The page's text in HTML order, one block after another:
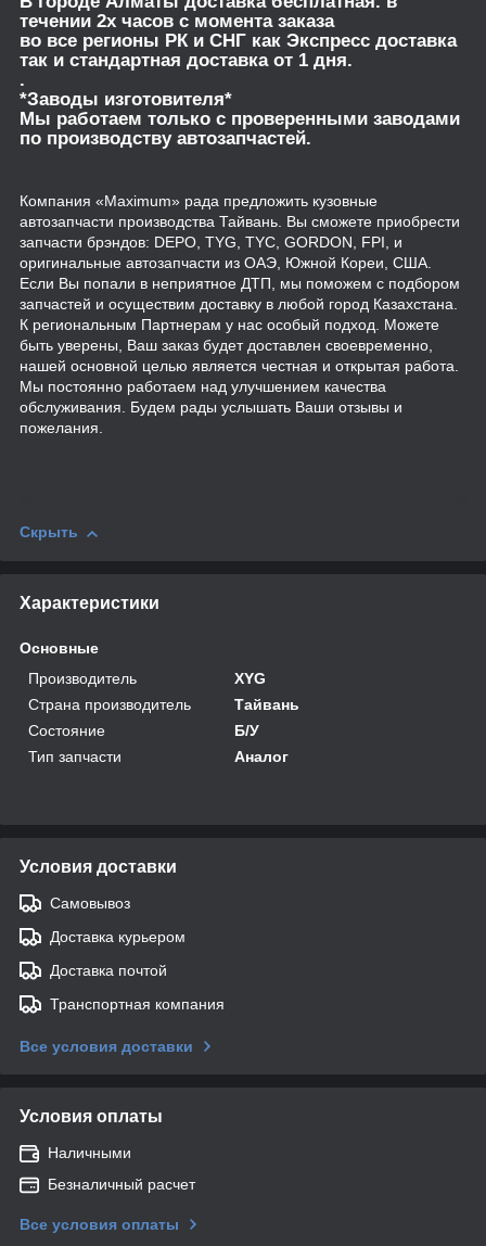
течении 2х часов с момента заказа
во все регионы РК и СНГ как Экспресс доставка
так и стандартная доставка от 1 дня.
.
*Заводы изготовителя*
Мы работаем только с проверенными заводами
по производству автозапчастей.
Компания «Maximum» рада предложить кузовные
автозапчасти производства Тайвань. Вы сможете приобрести
запчасти брэндов: DEPO, TYG, TYC, GORDON, FPI, и
оригинальные автозапчасти из ОАЭ, Южной Кореи, США.
Если Вы попали в неприятное ДТП, мы поможем с подбором
запчастей и осуществим доставку в любой город Казахстана.
К региональным Партнерам у нас особый подход. Можете
быть уверены, Ваш заказ будет доставлен своевременно,
нашей основной целью является честная и открытая работа.
Мы постоянно работаем над улучшением качества
обслуживания. Будем рады услышать Ваши отзывы и
пожелания.
Скрыть
Характеристики
Основные
Производитель
XYG
Страна производитель
Тайвань
Состояние
Б/У
Тип запчасти
Аналог
Условия доставки
Самовывоз
Доставка курьером
Доставка почтой
Транспортная компания
Все условия доставки
Условия оплаты
Наличными
Безналичный расчет
Все условия оплаты